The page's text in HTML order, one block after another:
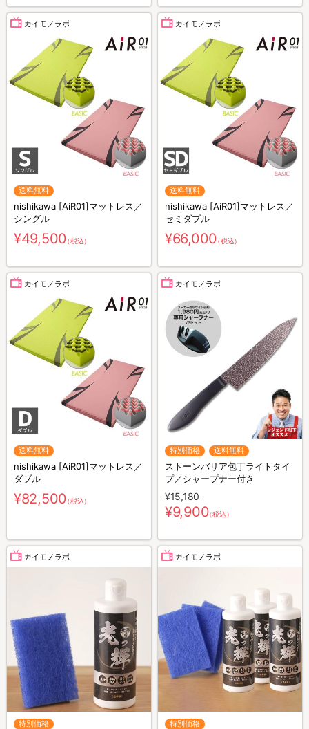
カイモノラボ
送料無料
nishikawa [AiR01]マットレス／
シングル
¥49,500（税込）
カイモノラボ
送料無料
nishikawa [AiR01]マットレス／
セミダブル
¥66,000（税込）
カイモノラボ
送料無料
nishikawa [AiR01]マットレス／
ダブル
¥82,500（税込）
カイモノラボ
特別価格 送料無料
ストーンバリア包丁ライトタイ
プ／シャープナー付き
¥15,180
¥9,900（税込）
カイモノラボ
特別価格
カイモノラボ
特別価格